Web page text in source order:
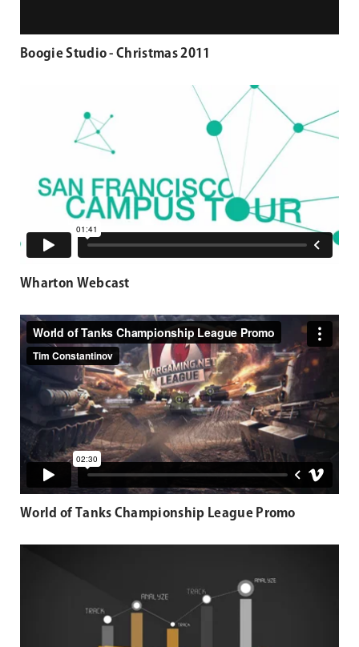
Boogie Studio - Christmas 2011
Wharton Webcast
World of Tanks Championship League Promo